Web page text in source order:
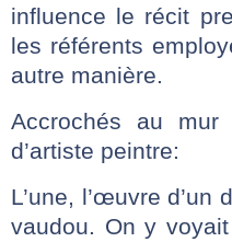
influence le récit
les référents
autre manière.
Accrochés au
d’artiste peintre:
L’une, l’œuvre
vaudou. On y